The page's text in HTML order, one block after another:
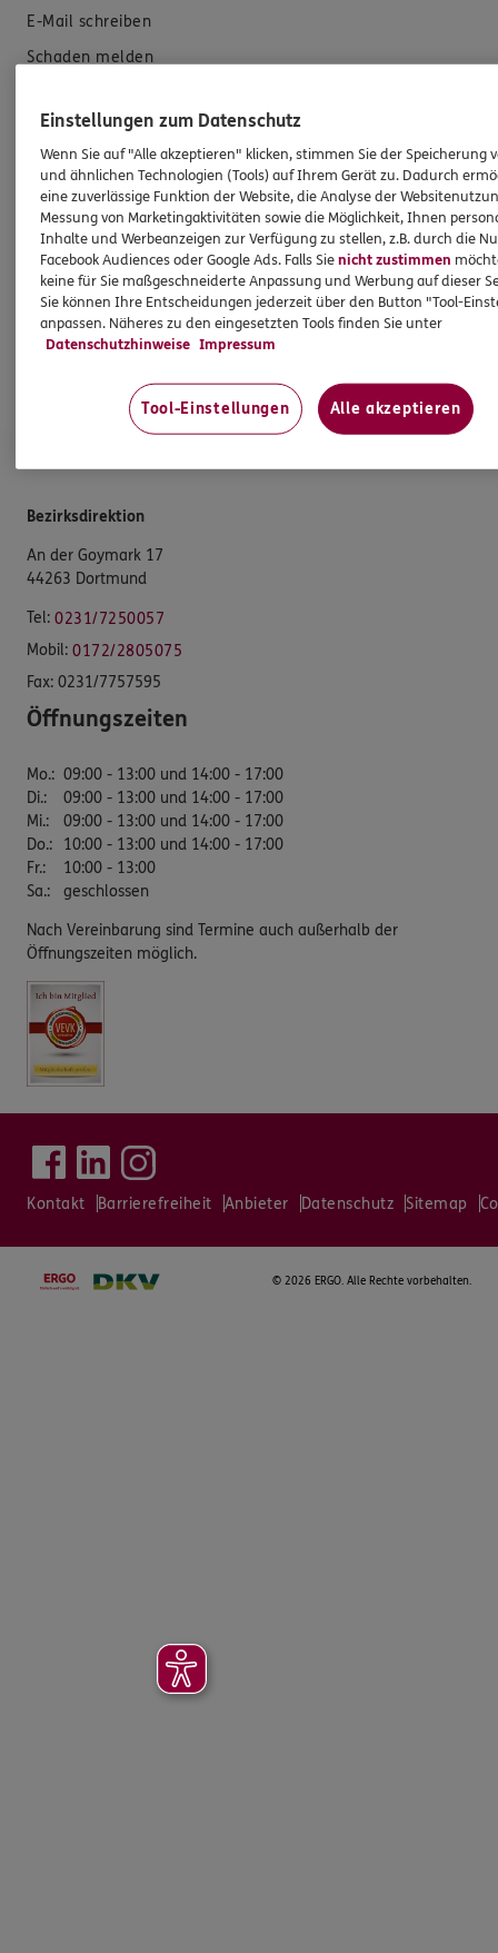
E-Mail schreiben
Schaden melden
EU-Offenlegungsvereinbarung
Datenverarbeitung
Das könnte Sie auch interessieren
Unsere Agentur
Kooperationspartner
Bezirksdirektion
An der Goymark 17
44263 Dortmund
Tel: 0231/7250057
Mobil: 0172/2805075
Fax: 0231/7757595
Öffnungszeiten
Mo.: 09:00 - 13:00 und 14:00 - 17:00
Di.:
09:00 - 13:00 und 14:00 - 17:00
Mi.:
09:00 - 13:00 und 14:00 - 17:00
Do.:
10:00 - 13:00 und 14:00 - 17:00
Fr.:
10:00 - 13:00
Sa.: geschlossen
Nach Vereinbarung sind Termine auch außerhalb der
Öffnungszeiten möglich.
Kontakt Barrierefreiheit Anbieter Datenschutz Sitemap
© 2026 ERGO. Alle Rechte vorbehalten.
Einstellungen zum Datenschutz
Wenn Sie auf "Alle akzeptieren" klicken, stimmen Sie der Speicherung
und ähnlichen Technologien (Tools) auf Ihrem Gerät zu. Dadurch
eine zuverlässige Funktion der Website, die Analyse der
Messung von Marketingaktivitäten sowie die Möglichkeit, Ihnen
Inhalte und Werbeanzeigen zur Verfügung zu stellen, z.B. durch die
Facebook Audiences oder Google Ads. Falls Sienicht zustimmen
keine für Sie maßgeschneiderte Anpassung und Werbung auf dieser
Sie können Ihre Entscheidungen jederzeit über den Button "Tool-
anpassen. Näheres zu den eingesetzten Tools finden Sie unter
Datenschutzhinweise Impressum
Tool-Einstellungen Alle akzeptieren